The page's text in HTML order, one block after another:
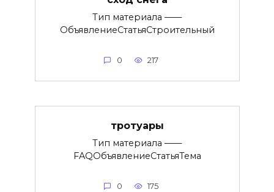
Тип материала ——
ОбъявлениеСтатьяСтроительный
0 217
тротуары
Тип материала ——
FAQОбъявлениеСтатьяТема
0 175